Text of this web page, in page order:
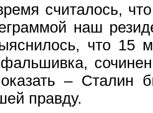
считалось,
наш
что 15
– Сталин
правду.